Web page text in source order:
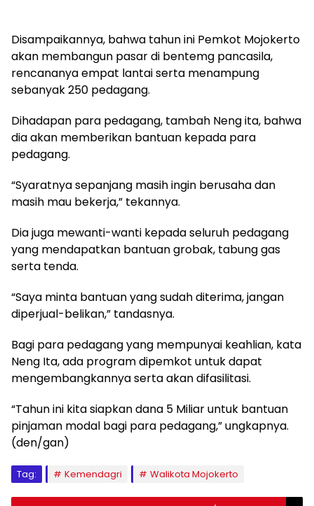
Disampaikannya, bahwa tahun ini Pemkot Mojokerto
akan membangun pasar di bentemg pancasila,
rencananya empat lantai serta menampung
sebanyak 250 pedagang.
Dihadapan para pedagang, tambah Neng ita, bahwa
dia akan memberikan bantuan kepada para
pedagang.
“Syaratnya sepanjang masih ingin berusaha dan
masih mau bekerja,” tekannya.
Dia juga mewanti-wanti kepada seluruh pedagang
yang mendapatkan bantuan grobak, tabung gas
serta tenda.
“Saya minta bantuan yang sudah diterima, jangan
diperjual-belikan,” tandasnya.
Bagi para pedagang yang mempunyai keahlian, kata
Neng Ita, ada program dipemkot untuk dapat
mengembangkannya serta akan difasilitasi.
“Tahun ini kita siapkan dana 5 Miliar untuk bantuan
pinjaman modal bagi para pedagang,” ungkapnya.
(den/gan)
Tag: Kemendagri Walikota Mojokerto